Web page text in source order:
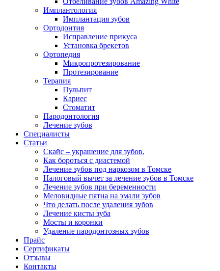
Имплантология
Имплантация зубов
Ортодонтия
Исправление прикуса
Установка брекетов
Ортопедия
Микропротезирование
Протезирование
Терапия
Пульпит
Кариес
Стоматит
Пародонтология
Лечение зубов
Специалисты
Статьи
Cкайс – украшение для зубов.
Как бороться с диастемой
Лечение зубов под наркозом в Томске
Налоговый вычет за лечение зубов в Томске
Лечение зубов при беременности
Меловидные пятна на эмали зубов
Что делать после удаления зубов
Лечение кисты зуба
Мосты и коронки
Удаление пародонтозных зубов
Прайс
Сертификаты
Отзывы
Контакты